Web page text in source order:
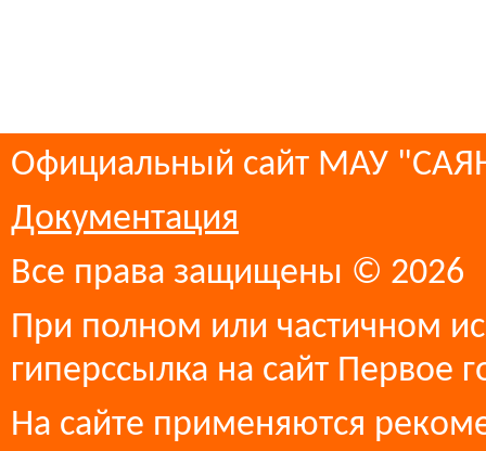
Официальный сайт МАУ
Документация
Все права защищены © 2026
При полном или частичном
гиперссылка на сайт Первое
На сайте применяются